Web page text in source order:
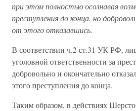
при этом полностью осознавая
преступления до конца. но
от этого отказавшись.
В соответствии ч.2 ст.31 УК РФ,
уголовной ответственности за
добровольно и окончательно
этого преступления до конца.
Таким образом, в действиях